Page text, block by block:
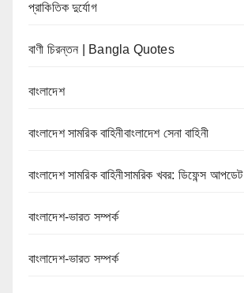
প্রাকিতিক দুর্যোগ
বাণী চিরন্তন | Bangla Quotes
বাংলাদেশ
বাংলাদেশ সামরিক বাহিনীবাংলাদেশ সেনা বাহিনী
বাংলাদেশ সামরিক বাহিনীসামরিক খবর: ডিফেন্স আপডেট
বাংলাদেশ-ভারত সম্পর্ক
বাংলাদেশ-ভারত সম্পর্ক